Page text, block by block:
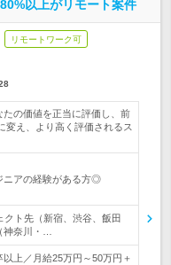
以上がリモート案件
リモートワーク可
の価値を正当に評価し、前
変え、より高く評価されるス
ニアの経験がある方◎
ト先（新宿、渋谷、飯田
神奈川・…
上／月給25万円～50万円＋